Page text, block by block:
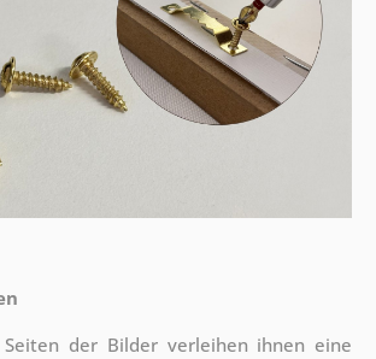
der Bilder verleihen ihnen eine